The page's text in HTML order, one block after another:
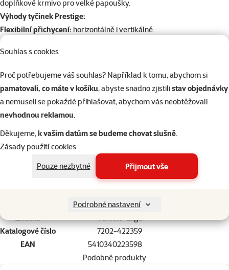
Souhlas s cookies
Proč potřebujeme váš souhlas? Například k tomu, abychom si
pamatovali, co máte v košíku, abyste snadno zjistilistav objednávky
a nemuseli se pokaždé přihlašovat, abychom vás neobtěžovali
nevhodnou reklamou.
Děkujeme,k vašim datům se budeme chovat slušně.
Zásady použití cookies
Pouze nezbytné
Přijmout vše
Podrobné nastavení
doplňkové krmivo pro velké papoušky.
Výhody tyčinek Prestige:
Flexibilní přichycení:horizontálně i vertikálně.
Pečlivě vybrané ingredience
Obohacené oskořápky ústřic
Složení doplněno
bylinkami, kořením, anebo květy.
umělých barviv, ochucovadel a konzervantů.
Krmný návod:
zavěste do klece a nechte volně k dispozici.
vločky 4 %, šípky 4 %), minerální látky (ústřicové skořápky 4 %),
oleje a tuky.
Parametry
Velký papoušek
Značka
Versele-Laga
Katalogové číslo
7202-422359
EAN
5410340223598
Podobné produkty